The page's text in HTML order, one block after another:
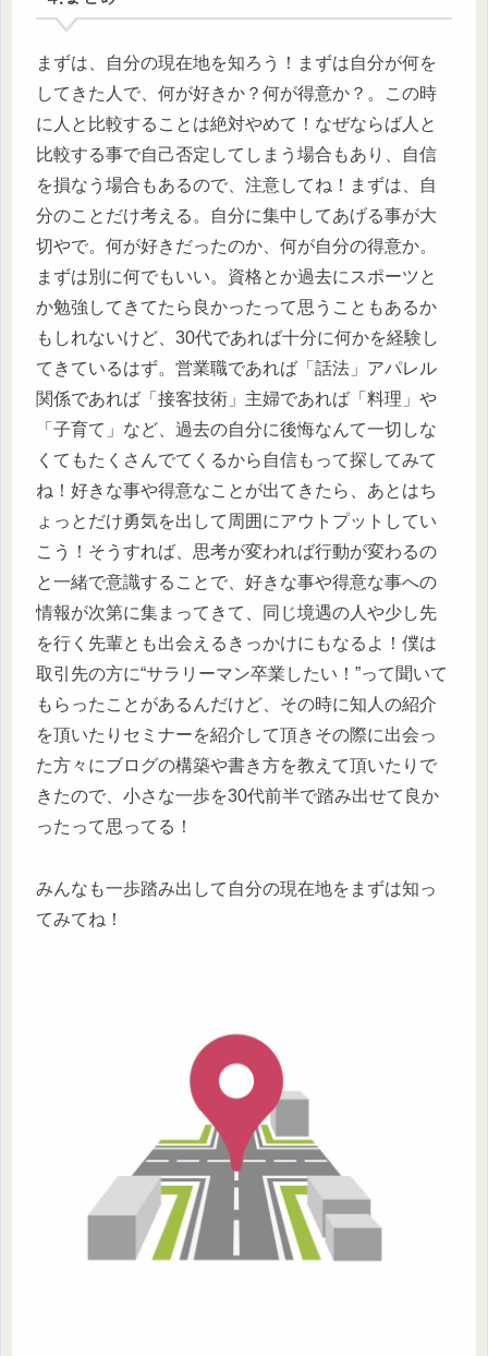
まずは、自分の現在地を知ろう！まずは自分が何を
してきた人で、何が好きか？何が得意か？。この時
に人と比較することは絶対やめて！なぜならば人と
比較する事で自己否定してしまう場合もあり、自信
を損なう場合もあるので、注意してね！まずは、自
分のことだけ考える。自分に集中してあげる事が大
切やで。何が好きだったのか、何が自分の得意か。
まずは別に何でもいい。資格とか過去にスポーツと
か勉強してきてたら良かったって思うこともあるか
もしれないけど、30代であれば十分に何かを経験し
てきているはず。営業職であれば「話法」アパレル
関係であれば「接客技術」主婦であれば「料理」や
「子育て」など、過去の自分に後悔なんて一切しな
くてもたくさんでてくるから自信もって探してみて
ね！好きな事や得意なことが出てきたら、あとはち
ょっとだけ勇気を出して周囲にアウトプットしてい
こう！そうすれば、思考が変われば行動が変わるの
と一緒で意識することで、好きな事や得意な事への
情報が次第に集まってきて、同じ境遇の人や少し先
を行く先輩とも出会えるきっかけにもなるよ！僕は
取引先の方に“サラリーマン卒業したい！”って聞いて
もらったことがあるんだけど、その時に知人の紹介
を頂いたりセミナーを紹介して頂きその際に出会っ
た方々にブログの構築や書き方を教えて頂いたりで
きたので、小さな一歩を30代前半で踏み出せて良か
ったって思ってる！
みんなも一歩踏み出して自分の現在地をまずは知っ
てみてね！